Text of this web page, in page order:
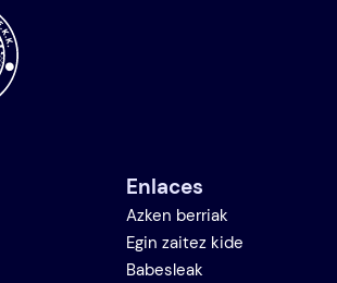
Enlaces
Azken berriak
Egin zaitez kide
Babesleak